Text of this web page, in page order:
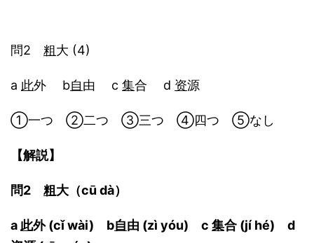
問2 粗大 (4)
a 此外 b自由 c 集合 d 资源
①一つ ②二つ ③三つ ④四つ ⑤なし
【解説】
問2 粗大（cū dà）
a 此外 (cǐ wài) b自由 (zì yóu) c 集合 (jí hé) d